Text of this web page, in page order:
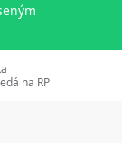
na RP